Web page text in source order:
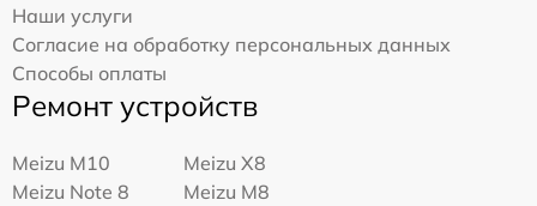
Наши услуги
Согласие на обработку персональных данных
Способы оплаты
Ремонт устройств
Meizu M10
Meizu X8
Meizu Note 8
Meizu M8